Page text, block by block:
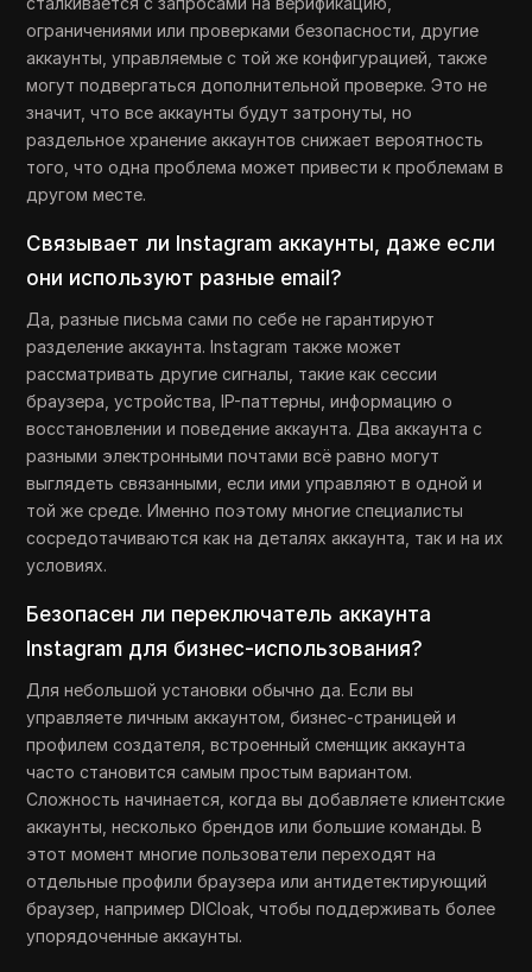
ограничениями или проверками безопасности, другие
аккаунты, управляемые с той же конфигурацией, также
могут подвергаться дополнительной проверке. Это не
значит, что все аккаунты будут затронуты, но
раздельное хранение аккаунтов снижает вероятность
того, что одна проблема может привести к проблемам в
другом месте.
Связывает ли Instagram аккаунты, даже если
они используют разные email?
Да, разные письма сами по себе не гарантируют
разделение аккаунта. Instagram также может
рассматривать другие сигналы, такие как сессии
браузера, устройства, IP-паттерны, информацию о
восстановлении и поведение аккаунта. Два аккаунта с
разными электронными почтами всё равно могут
выглядеть связанными, если ими управляют в одной и
той же среде. Именно поэтому многие специалисты
сосредотачиваются как на деталях аккаунта, так и на их
условиях.
Безопасен ли переключатель аккаунта
Instagram для бизнес-использования?
Для небольшой установки обычно да. Если вы
управляете личным аккаунтом, бизнес-страницей и
профилем создателя, встроенный сменщик аккаунта
часто становится самым простым вариантом.
Сложность начинается, когда вы добавляете клиентские
аккаунты, несколько брендов или большие команды. В
этот момент многие пользователи переходят на
отдельные профили браузера или антидетектирующий
браузер, например DICloak, чтобы поддерживать более
упорядоченные аккаунты.